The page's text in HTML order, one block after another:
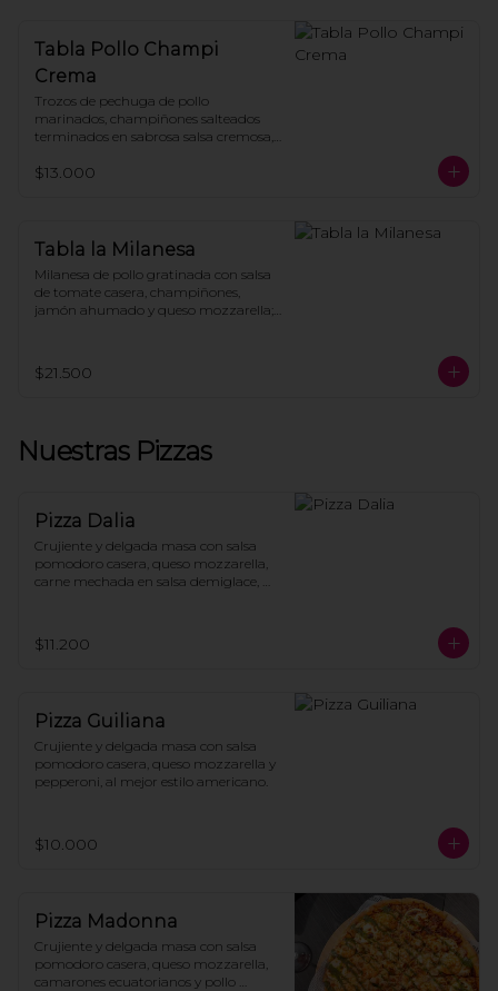
Tabla Pollo Champi
Crema
Trozos de pechuga de pollo
marinados, champiñones salteados
terminados en sabrosa salsa cremosa,
fritas caseras.
$13.000
Tabla la Milanesa
Milanesa de pollo gratinada con salsa
de tomate casera, champiñones,
jamón ahumado y queso mozzarella;
sobre papas fritas.
$21.500
Nuestras Pizzas
Pizza Dalia
Crujiente y delgada masa con salsa
pomodoro casera, queso mozzarella,
carne mechada en salsa demiglace,
$11.200
Pizza Guiliana
Crujiente y delgada masa con salsa
pomodoro casera, queso mozzarella y
pepperoni, al mejor estilo americano.
$10.000
Pizza Madonna
Crujiente y delgada masa con salsa
pomodoro casera, queso mozzarella,
camarones ecuatorianos y pollo